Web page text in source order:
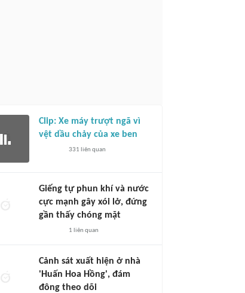
Clip: Xe máy trượt ngã vì
vệt dầu chảy của xe ben
331 liên quan
Giếng tự phun khí và nước
cực mạnh gây xói lở, đứng
gần thấy chóng mặt
1 liên quan
Cảnh sát xuất hiện ở nhà
'Huấn Hoa Hồng', đám
đông theo dõi